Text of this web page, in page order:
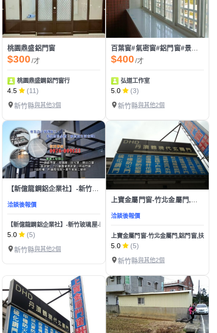
桃園鼎盛鋁門窗
$300/才
桃園鼎盛鋼鋁門窗行
4.5
(11)
新竹縣與其他3個
百葉窗#氣密窗#鋁門窗#景觀窗#鋁鋼構#玻璃屋#落地門#細鋁框拉門#各大品牌氣密窗
$400/才
弘道工作室
5.0
(3)
新竹縣與其他2個
【新億龍鋼鋁企業社】-新竹玻璃屋-新竹採光罩-新竹鋁門窗-新竹防盜門窗-新竹氣密窗-新竹陽
洽談後報價
【新億龍鋼鋁企業社】-新竹玻璃屋-新竹採光罩-新竹鋁門窗-新竹防盜門窗-新竹
5.0
(5)
新竹縣與其他2個
洽談後報價
上寶金屬門窗-竹北金屬門,鋁門窗,扶手,
5.0
(5)
新竹縣與其他2個